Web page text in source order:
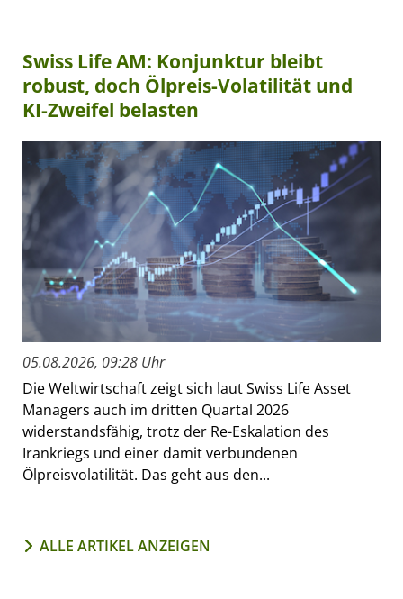
Swiss Life AM: Konjunktur bleibt
robust, doch Ölpreis-Volatilität und
KI-Zweifel belasten
05.08.2026, 09:28 Uhr
Die Weltwirtschaft zeigt sich laut Swiss Life Asset
Managers auch im dritten Quartal 2026
widerstandsfähig, trotz der Re-Eskalation des
Irankriegs und einer damit verbundenen
Ölpreisvolatilität. Das geht aus den...
ALLE ARTIKEL ANZEIGEN